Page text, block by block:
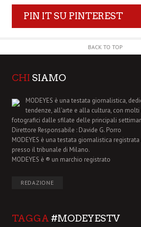
PIN IT SU PINTEREST
BACK TO TOP
CHI SIAMO
MODEYES è una testata giornalistica,
tendenze, all'arte e alla cultura, con
fotografici dalle sfilate delle principali
Direttore Responsabile : Davide G. Porro
MODEYES è una testata giornalistica
presso il tribunale di Milano.
MODEYES è ® un marchio registrato
REDAZIONE
TAGGA #MODEYESTV